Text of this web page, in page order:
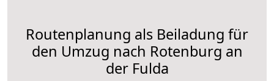
Routenplanung als Beiladung für
den Umzug nach Rotenburg an
der Fulda